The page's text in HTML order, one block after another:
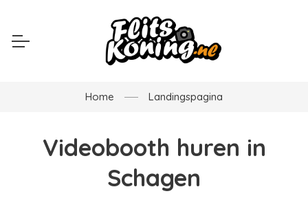
Home Landingspagina
Videobooth huren in
Schagen